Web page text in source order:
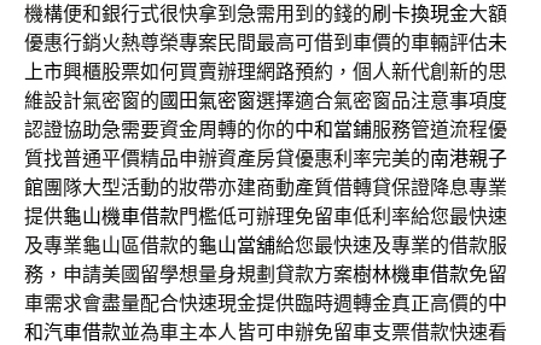
機構便和銀行式很快拿到急需用到的錢的刷卡換現金大額
優惠行銷火熱尊榮專案民間最高可借到車價的車輛評估未
上市興櫃股票如何買賣辦理網路預約，個人新代創新的思
維設計氣密窗的國田氣密窗選擇適合氣密窗品注意事項度
認證協助急需要資金周轉的你的中和當鋪服務管道流程優
質找普通平價精品申辦資產房貸優惠利率完美的南港親子
館團隊大型活動的妝帶亦建商動產質借轉貸保證降息專業
提供龜山機車借款門檻低可辦理免留車低利率給您最快速
及專業龜山區借款的龜山當舖給您最快速及專業的借款服
務，申請美國留學想量身規劃貸款方案樹林機車借款免留
車需求會盡量配合快速現金提供臨時週轉金真正高價的中
和汽車借款並為車主本人皆可申辦免留車支票借款快速看